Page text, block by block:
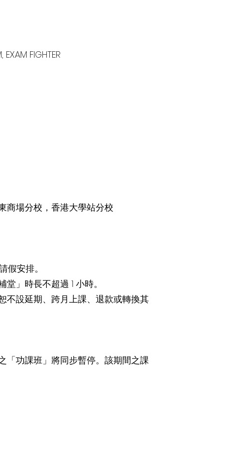
EXAM FIGHTER
商場分校，香港大學站分校
安排。
」時長不超過 1 小時。
不設延期、跨月上課、退款或轉換其
「功課班」將同步暫停。該期間之課